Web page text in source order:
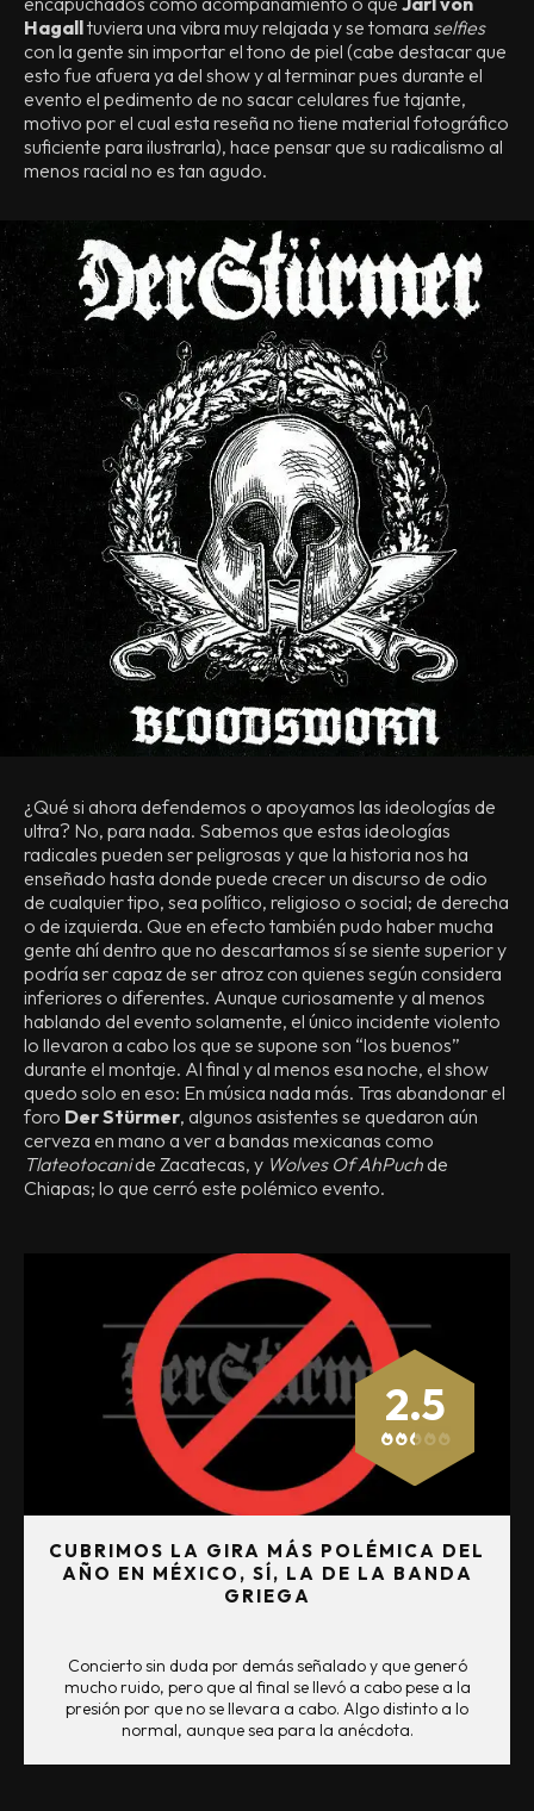
Hagalltuviera una vibra muy relajada y se tomara selfies
con la gente sin importar el tono de piel (cabe destacar que
esto fue afuera ya del show y al terminar pues durante el
evento el pedimento de no sacar celulares fue tajante,
motivo por el cual esta reseña no tiene material fotográfico
suficiente para ilustrarla), hace pensar que su radicalismo al
menos racial no es tan agudo.
¿Qué si ahora defendemos o apoyamos las ideologías de
ultra? No, para nada. Sabemos que estas ideologías
radicales pueden ser peligrosas y que la historia nos ha
enseñado hasta donde puede crecer un discurso de odio
de cualquier tipo, sea político, religioso o social; de derecha
o de izquierda. Que en efecto también pudo haber mucha
gente ahí dentro que no descartamos sí se siente superior y
podría ser capaz de ser atroz con quienes según considera
inferiores o diferentes. Aunque curiosamente y al menos
hablando del evento solamente, el único incidente violento
lo llevaron a cabo los que se supone son “los buenos”
durante el montaje. Al final y al menos esa noche, el show
quedo solo en eso: En música nada más. Tras abandonar el
foro Der Stürmer, algunos asistentes se quedaron aún
cerveza en mano a ver a bandas mexicanas como
Tlateotocanide Zacatecas, y Wolves Of AhPuch de
Chiapas; lo que cerró este polémico evento.
CUBRIMOS LA GIRA MÁS POLÉMICA DEL
AÑO EN MÉXICO, SÍ, LA DE LA BANDA
GRIEGA
Concierto sin duda por demás señalado y que generó
mucho ruido, pero que al final se llevó a cabo pese a la
presión por que no se llevara a cabo. Algo distinto a lo
normal, aunque sea para la anécdota.
2.5